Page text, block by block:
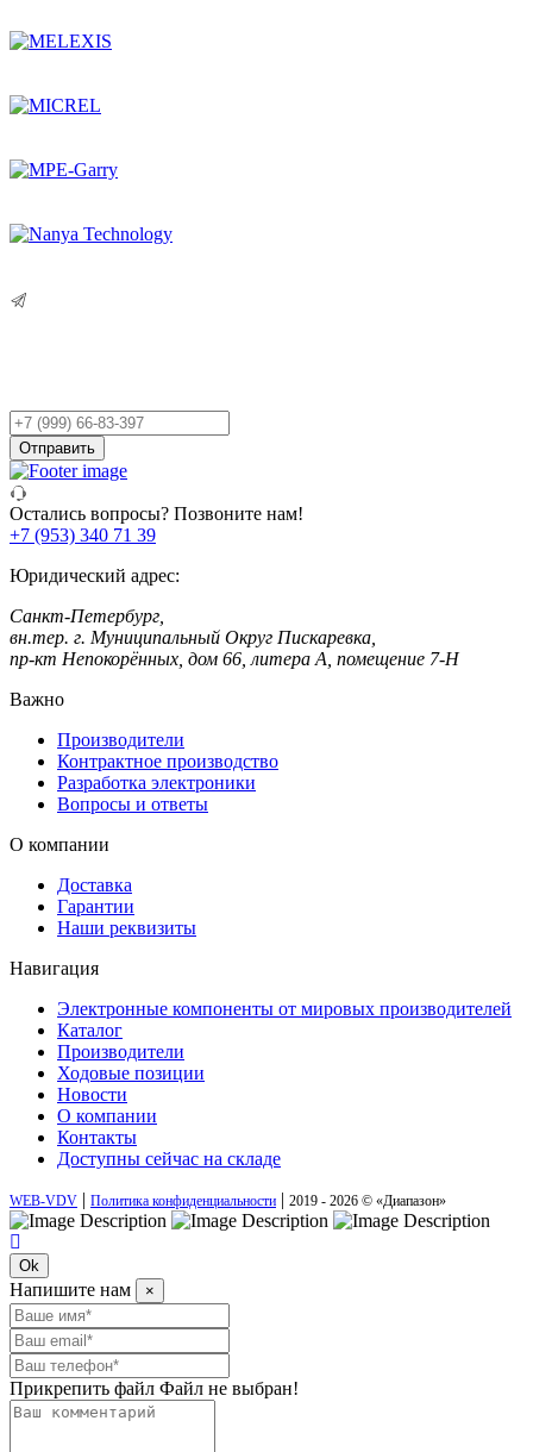
Ваш
телефон
Отправить
Остались вопросы? Позвоните нам!
+7 (953) 340 71 39
Юридический адрес:
Санкт-Петербург,
вн.тер. г. Муниципальный Округ Пискаревка,
пр-кт Непокорённых, дом 66, литера А, помещение 7-Н
Важно
Производители
Контрактное производство
Разработка электроники
Вопросы и ответы
О компании
Доставка
Гарантии
Наши реквизиты
Навигация
Электронные компоненты от мировых производителей
Каталог
Производители
Ходовые позиции
Новости
О компании
Контакты
Доступны сейчас на складе
WEB-VDV | Политика конфиденциальности | 2019 - 2026 © «Диапазон»
Ok
Напишите нам ×
Прикрепить файл Файл не выбран!